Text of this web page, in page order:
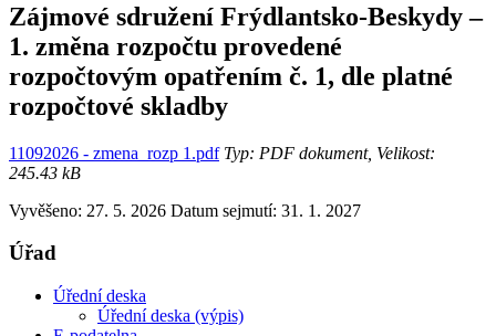
Zájmové sdružení Frýdlantsko-Beskydy –
1. změna rozpočtu provedené
rozpočtovým opatřením č. 1, dle platné
rozpočtové skladby
11092026 - zmena_rozp 1.pdfTyp: PDF dokument, Velikost:
245.43 kB
Vyvěšeno: 27. 5. 2026 Datum sejmutí: 31. 1. 2027
Úřad
Úřední deska
Úřední deska (výpis)